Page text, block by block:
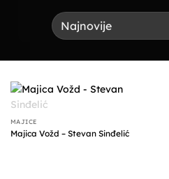
MAJICE
Majica Vožd – Stevan Sinđelić